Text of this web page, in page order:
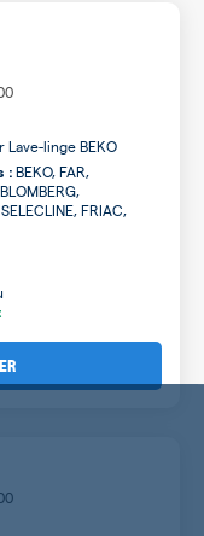
linge BEKO
: BEKO, FAR,
FRIAC,